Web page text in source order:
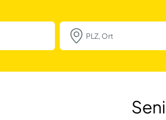
Engineer